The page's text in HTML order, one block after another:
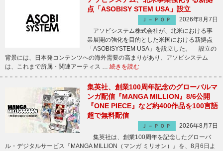
点「ASOBISY STEM USA」設立
Ｊ－ＰＯＰ
2026年8月7日
アソビシステム株式会社が、北米における事
業展開の強化を目的とした米国における新拠点
「ASOBISYSTEM USA」を設立した。 設立の
背景には、日本発コンテンツへの海外需要の高まりがあり、アソビシステム
は、これまで所属・関連アーティス … 続きを読む
集英社、創業100周年記念のグローバルマ
ンガ配信『MANGA MILLION』8/6公開
『ONE PIECE』など約400作品を100言語
超で無料配信
Ｊ－ＰＯＰ
2026年8月7日
集英社は、創業100周年を記念したグローバ
ル・デジタルサービス『MANGA MILLION（マンガ ミリオン）』を、8月6日よ